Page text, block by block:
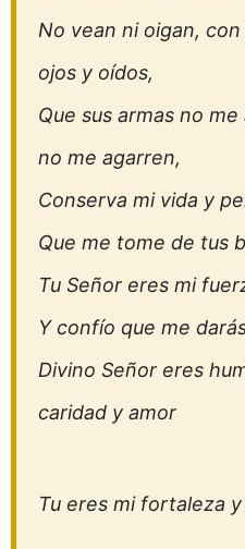
No vean ni oigan,
ojos y oídos,
Que sus armas no
no me agarren,
Conserva mi vida y
Que me tome de tus
Tu Señor eres mi
Y confío que me
Divino Señor eres
caridad y amor
Tu eres mi fortaleza